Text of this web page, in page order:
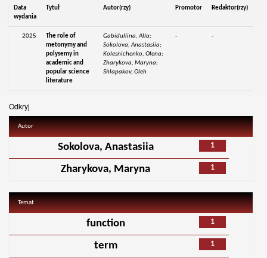
Data
wydania
Tytuł Autor(rzy) Promotor Redaktor(rzy)
2025
The role of
metonymy and
polysemy in
academic and
popular science
literature
Gabidullina, Alla;
Sokolova, Anastasiia;
Kolesnichenko, Olena;
Zharykova, Maryna;
Shlapakov, Oleh
- -
Odkryj
Autor
1
Sokolova, Anastasiia
1
Zharykova, Maryna
Temat
1
function
1
term